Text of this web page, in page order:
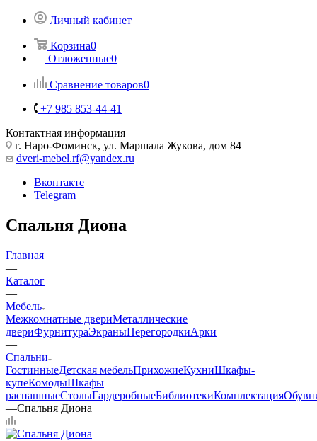
Личный кабинет
Корзина0
Отложенные0
Сравнение товаров0
+7 985 853-44-41
Контактная информация
г. Наро-Фоминск, ул. Маршала Жукова, дом 84
dveri-mebel.rf@yandex.ru
Вконтакте
Telegram
Спальня Диона
Главная
—
Каталог
—
Мебель
Межкомнатные двериМеталлические
двериФурнитураЭкраныПерегородкиАрки
—
Спальни
ГостинныеДетская мебельПрихожиеКухниШкафы-
купеКомодыШкафы
распашныеСтолыГардеробныеБиблиотекиКомплектация
—Спальня Диона